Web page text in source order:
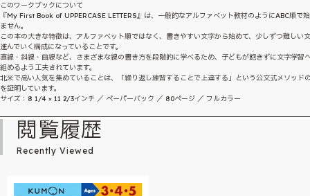
このワークブックについて
『My First Book of UPPERCASE LETTERS』は、一般的なアルファベット教材のようにABC順で
ません。
この本の大きな特徴は、アルファベット順ではなく、書きやすい文字から始めて、少しずつ難しい
進んでいく構成になっていることです。
直線・斜線・曲線など、さまざまな線の書き方を段階的に学べるため、子どもが飽きずに文字学習
組めるよう工夫されています。
北米で高い人気を集めていることは、「繰り返し練習することで上達する」という公文式メソッド
を証明しています。
サイズ：8 1/4 × 11 2/3インチ ／ ペーパーバック ／ 80ページ ／ フルカラー
閲覧履歴
Recently Viewed